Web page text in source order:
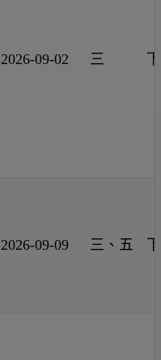
2026-09-02 三
2026-09-09 三、五